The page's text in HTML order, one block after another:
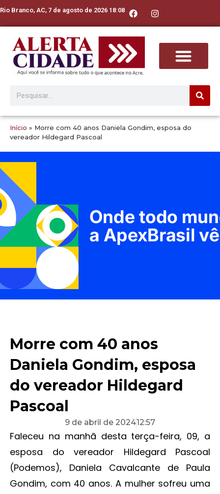
Rio Branco, AC, 7 de agosto de 2026 18:08
Início » Morre com 40 anos Daniela Gondim, esposa do
vereador Hildegard Pascoal
Morre com 40 anos
Daniela Gondim, esposa
do vereador Hildegard
Pascoal
9 de abril de 202412:57
Faleceu na manhã desta terça-feira, 09, a
esposa do vereador Hildegard Pascoal
(Podemos), Daniela Cavalcante de Paula
Gondim, com 40 anos. A mulher sofreu uma